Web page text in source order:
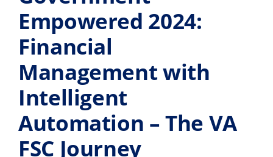
Empowered 2024:
Financial
Management with
Intelligent
Automation – The VA
FSC Journey